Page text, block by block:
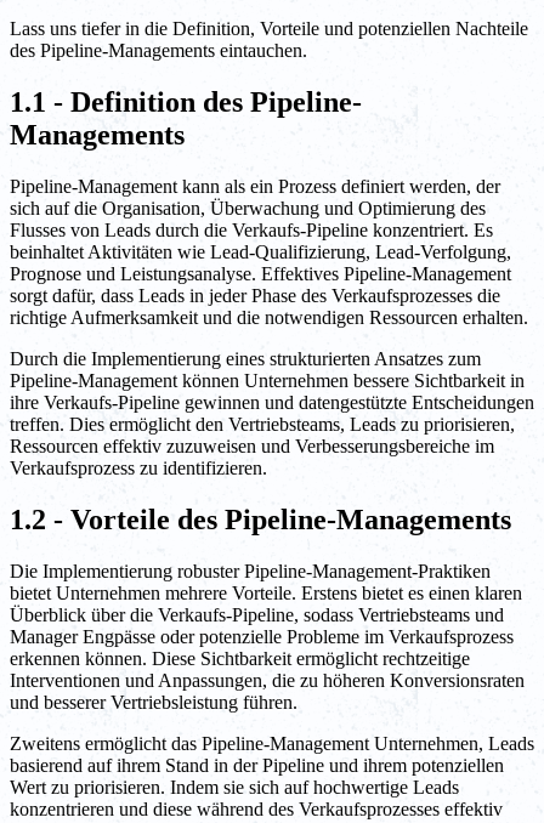
Lass uns tiefer in die Definition, Vorteile und potenziellen Nachteile
des Pipeline-Managements eintauchen.
1.1 - Definition des Pipeline-
Managements
Pipeline-Management kann als ein Prozess definiert werden, der
sich auf die Organisation, Überwachung und Optimierung des
Flusses von Leads durch die Verkaufs-Pipeline konzentriert. Es
beinhaltet Aktivitäten wie Lead-Qualifizierung, Lead-Verfolgung,
Prognose und Leistungsanalyse. Effektives Pipeline-Management
sorgt dafür, dass Leads in jeder Phase des Verkaufsprozesses die
richtige Aufmerksamkeit und die notwendigen Ressourcen erhalten.
Durch die Implementierung eines strukturierten Ansatzes zum
Pipeline-Management können Unternehmen bessere Sichtbarkeit in
ihre Verkaufs-Pipeline gewinnen und datengestützte Entscheidungen
treffen. Dies ermöglicht den Vertriebsteams, Leads zu priorisieren,
Ressourcen effektiv zuzuweisen und Verbesserungsbereiche im
Verkaufsprozess zu identifizieren.
1.2 - Vorteile des Pipeline-Managements
Die Implementierung robuster Pipeline-Management-Praktiken
bietet Unternehmen mehrere Vorteile. Erstens bietet es einen klaren
Überblick über die Verkaufs-Pipeline, sodass Vertriebsteams und
Manager Engpässe oder potenzielle Probleme im Verkaufsprozess
erkennen können. Diese Sichtbarkeit ermöglicht rechtzeitige
Interventionen und Anpassungen, die zu höheren Konversionsraten
und besserer Vertriebsleistung führen.
Zweitens ermöglicht das Pipeline-Management Unternehmen, Leads
basierend auf ihrem Stand in der Pipeline und ihrem potenziellen
Wert zu priorisieren. Indem sie sich auf hochwertige Leads
konzentrieren und diese während des Verkaufsprozesses effektiv